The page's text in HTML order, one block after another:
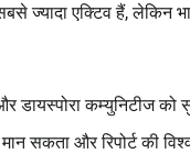
ज्यादा एक्टिव हैं, लेकिन
डायस्पोरा कम्युनिटीज को
सकता और रिपोर्ट की